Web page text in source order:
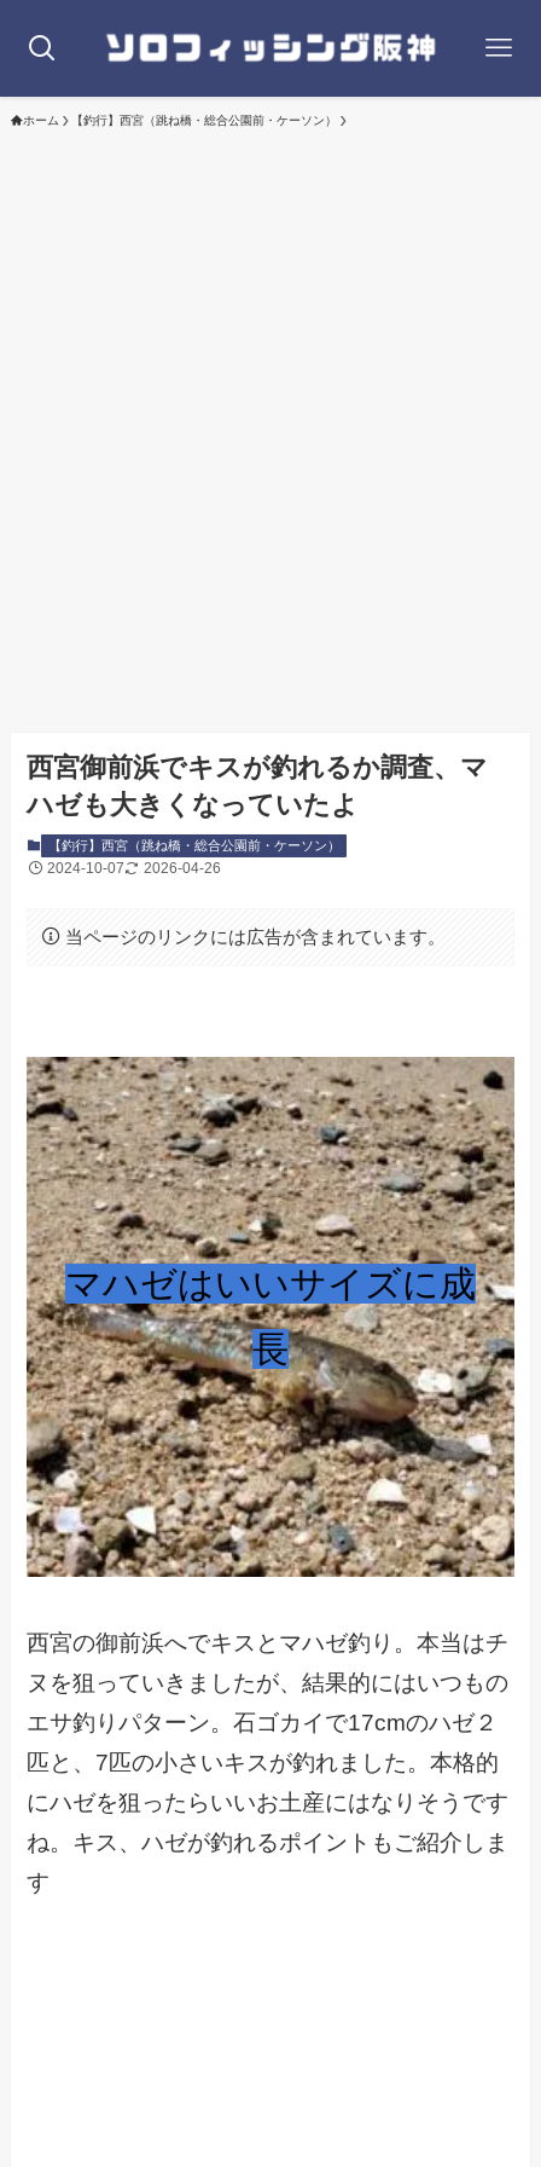
ホーム 【釣行】西宮（跳ね橋・総合公園前・ケーソン）
西宮御前浜でキスが釣れるか調査、マ
ハゼも大きくなっていたよ
【釣行】西宮（跳ね橋・総合公園前・ケーソン）
2024-10-07 2026-04-26
当ページのリンクには広告が含まれています。
マハゼはいいサイズに成
長
西宮の御前浜へでキスとマハゼ釣り。本当はチ
ヌを狙っていきましたが、結果的にはいつもの
エサ釣りパターン。石ゴカイで17cmのハゼ２
匹と、7匹の小さいキスが釣れました。本格的
にハゼを狙ったらいいお土産にはなりそうです
ね。キス、ハゼが釣れるポイントもご紹介しま
す